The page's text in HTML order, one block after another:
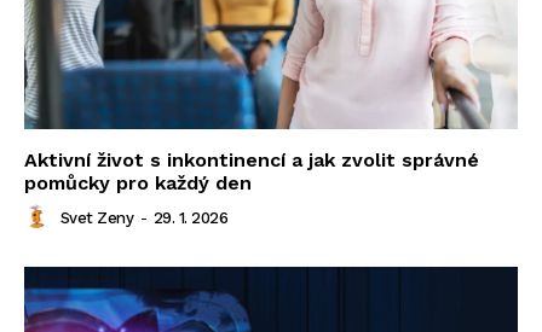
Aktivní život s inkontinencí a jak zvolit správné
pomůcky pro každý den
Svet Zeny - 29. 1. 2026